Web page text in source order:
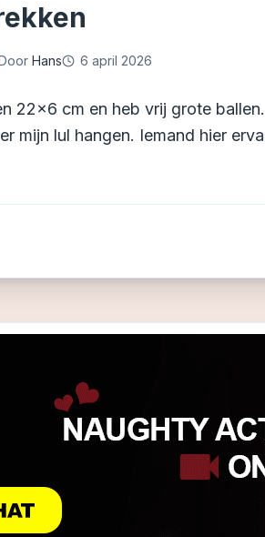
Hans 6 april 2026
22x6 cm en heb vrij grote
mijn lul hangen. Iemand hier